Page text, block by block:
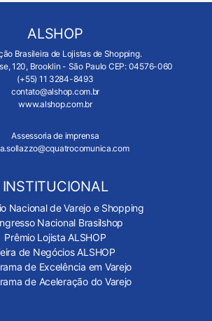
ALSHOP
Brasileira de Lojistas de Shopping.
120, Brooklin - São Paulo CEP: 04576-060
(+55) 11 3284-8493
contato@alshop.com.br
www.alshop.com.br
Assessoria de imprensa
INSTITUCIONAL
Nacional de Varejo e Shopping
Nacional Brasilshop
Prêmio Lojista ALSHOP
de Negócios ALSHOP
de Excelência em Varejo
de Aceleração do Varejo